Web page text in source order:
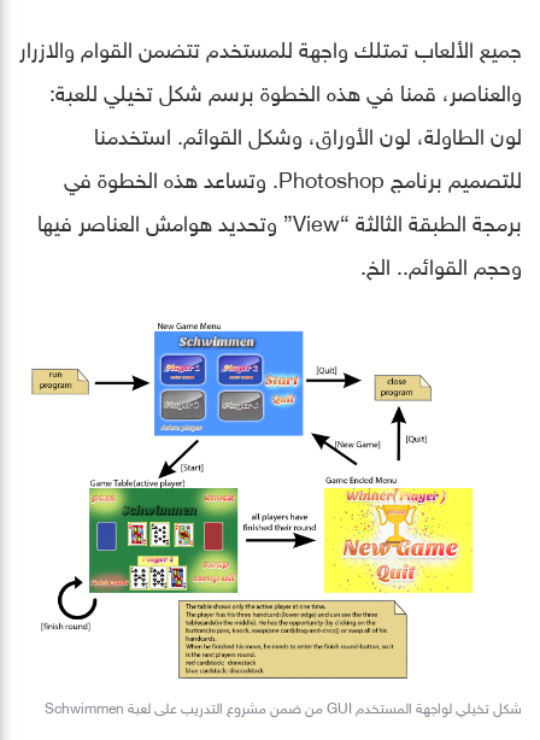
جميع الألعاب تمتلك واجهة للمستخدم تتضمن القوام والازرار
والعناصر، قمنا في هذه الخطوة برسم شكل تخيلي للعبة:
لون الطاولة، لون الأوراق، وشكل القوائم. استخدمنا
للتصميم برنامج Photoshop. وتساعد هذه الخطوة في
برمجة الطبقة الثالثة “View” وتحديد هوامش العناصر فيها
وحجم القوائم.. الخ.
شكل تخيلي لواجهة المستخدم GUI من ضمن مشروع التدريب على لعبة Schwimmen